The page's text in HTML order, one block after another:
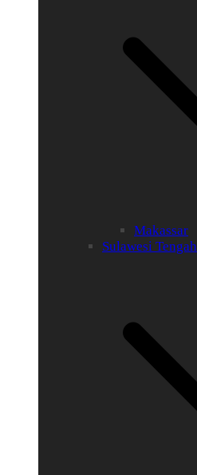
Makassar
Sulawesi Tengah